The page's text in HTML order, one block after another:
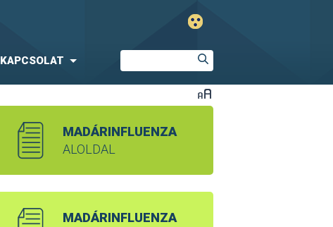
KAPCSOLAT
MADÁRINFLUENZA
ALOLDAL
MADÁRINFLUENZA